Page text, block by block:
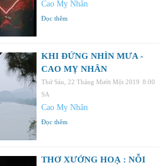
Cao Mỵ Nhân
Đọc thêm
KHI ĐỨNG NHÌN MƯA -
CAO MỴ NHÂN
Thứ Sáu, 22 Tháng Mười Một 2019 8:00
SA
Cao Mỵ Nhân
Đọc thêm
THƠ XƯỚNG HOẠ : NỖI